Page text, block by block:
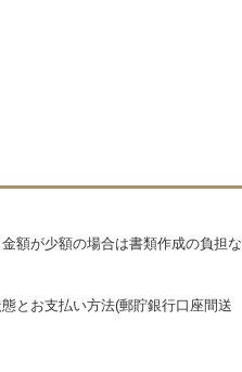
額が少額の場合は書類作成の負担な
とお支払い方法(郵貯銀行口座間送